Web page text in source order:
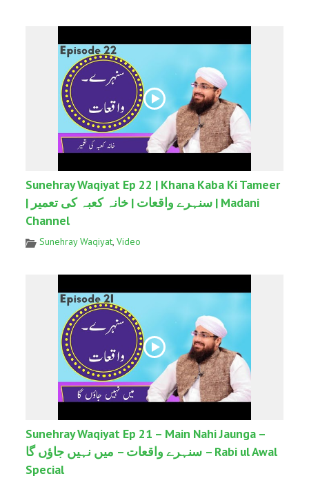
Sunehray Waqiyat Ep 22 | Khana Kaba Ki Tameer
| سنہرے واقعات | خانہ کعبہ کی تعمیر | Madani
Channel
Sunehray Waqiyat, Video
Sunehray Waqiyat Ep 21 – Main Nahi Jaunga –
سنہرے واقعات – میں نہیں جاؤں گا – Rabi ul Awal
Special